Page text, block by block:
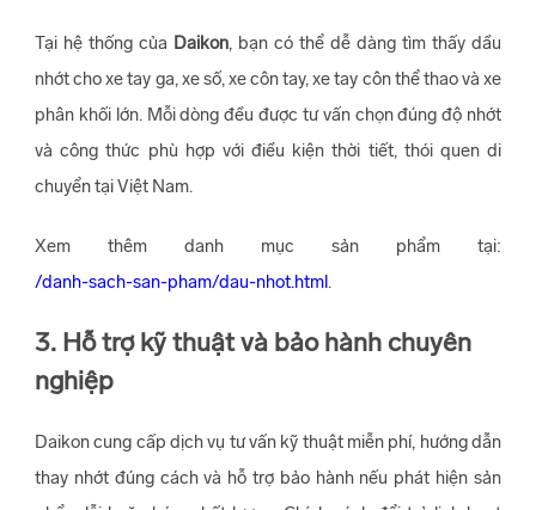
Tại hệ thống của Daikon, bạn có thể dễ dàng tìm thấy dầu
nhớt cho xe tay ga, xe số, xe côn tay, xe tay côn thể thao và xe
phân khối lớn. Mỗi dòng đều được tư vấn chọn đúng độ nhớt
và công thức phù hợp với điều kiện thời tiết, thói quen di
chuyển tại Việt Nam.
Xem thêm danh mục sản phẩm tại:
/danh-sach-san-pham/dau-nhot.html.
3. Hỗ trợ kỹ thuật và bảo hành chuyên
nghiệp
Daikon cung cấp dịch vụ tư vấn kỹ thuật miễn phí, hướng dẫn
thay nhớt đúng cách và hỗ trợ bảo hành nếu phát hiện sản